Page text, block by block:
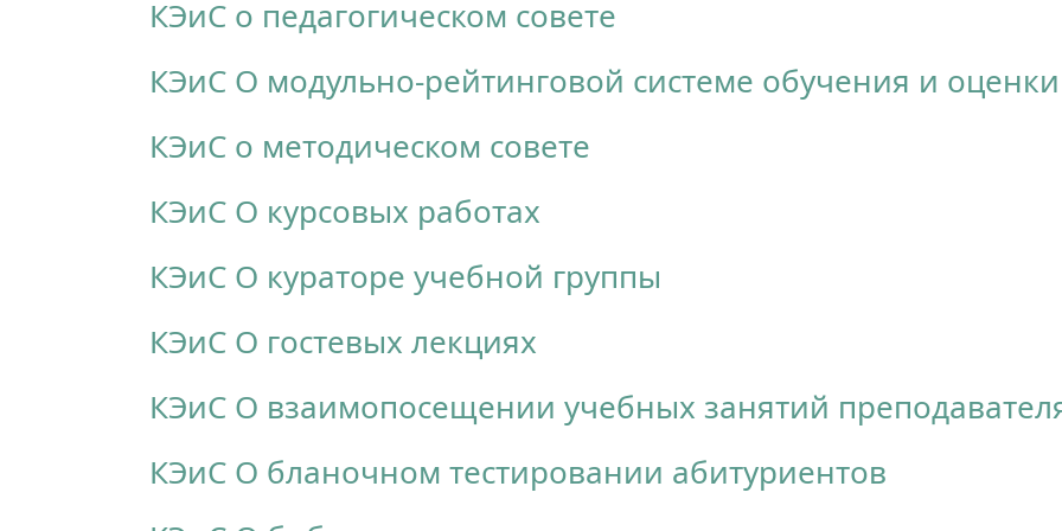
КЭиС о педагогическом совете
КЭиС О модульно-рейтинговой системе обучения и оценки
КЭиС о методическом совете
КЭиС О курсовых работах
КЭиС О кураторе учебной группы
КЭиС О гостевых лекциях
КЭиС О взаимопосещении учебных занятий
КЭиС О бланочном тестировании абитуриентов